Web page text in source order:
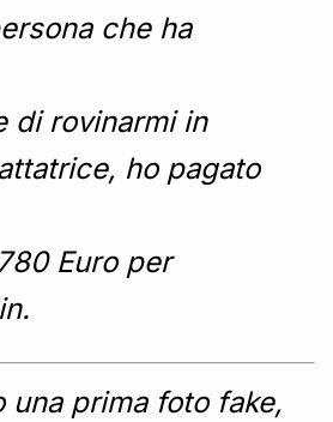
che ha
di rovinarmi in
ho pagato
Euro per
prima foto fake,